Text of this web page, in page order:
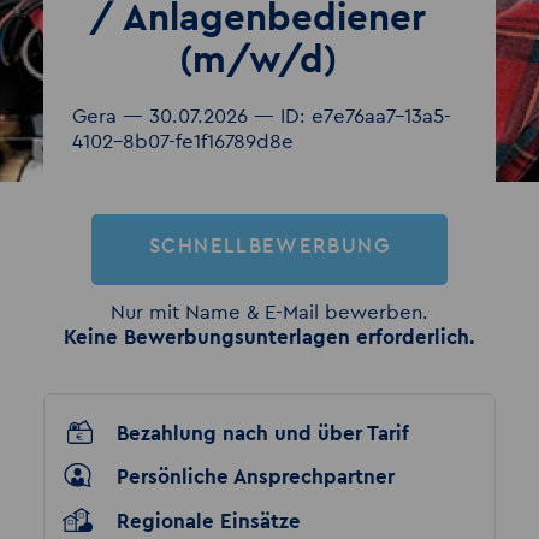
/ Anlagenbediener
(m/w/d)
Gera — 30.07.2026 — ID: e7e76aa7-13a5-
4102-8b07-fe1f16789d8e
SCHNELLBEWERBUNG
Nur mit Name & E-Mail bewerben.
Keine Bewerbungsunterlagen erforderlich.
Bezahlung nach und über Tarif
Persönliche Ansprechpartner
Regionale Einsätze